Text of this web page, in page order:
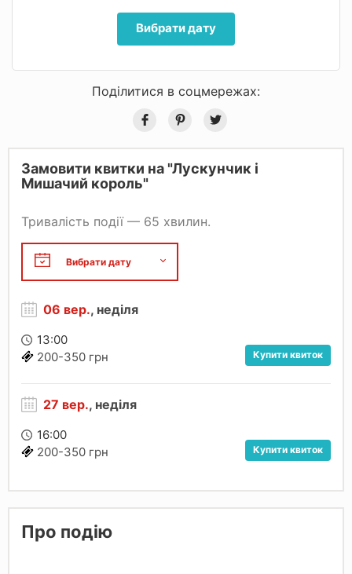
Вибрати дату
Поділитися в соцмережах:
Замовити квитки на "Лускунчик і
Мишачий король"
Тривалість події — 65 хвилин.
06 вер., неділя
13:00
200-350 грн
Купити квиток
27 вер., неділя
16:00
200-350 грн
Купити квиток
Про подію